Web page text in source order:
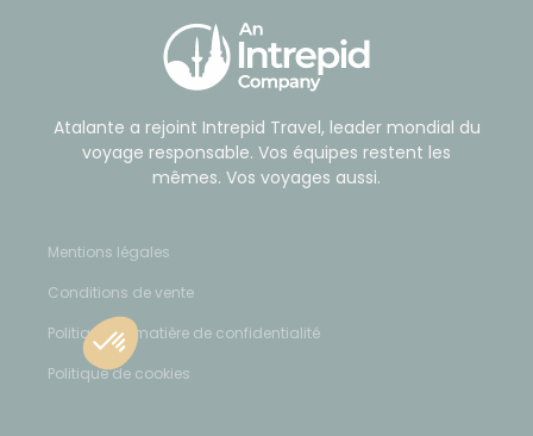
Atalante a rejoint Intrepid Travel, leader mondial du
voyage responsable. Vos équipes restent les
mêmes. Vos voyages aussi.
Mentions légales
Conditions de vente
Politique en matière de confidentialité
Politique de cookies